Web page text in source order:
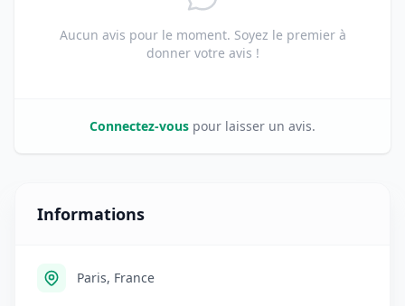
Aucun avis pour le moment. Soyez le premier à
donner votre avis !
Connectez-vous pour laisser un avis.
Informations
Paris, France